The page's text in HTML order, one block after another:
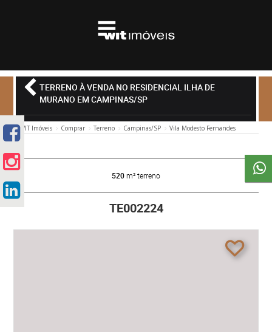
TERRENO À VENDA NO RESIDENCIAL ILHA DE
MURANO EM CAMPINAS/SP
WIT Imóveis Comprar Terreno Campinas/SP Vila Modesto Fernandes
520m² terreno
TE002224